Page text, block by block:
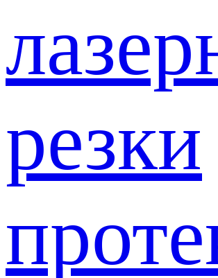
резки